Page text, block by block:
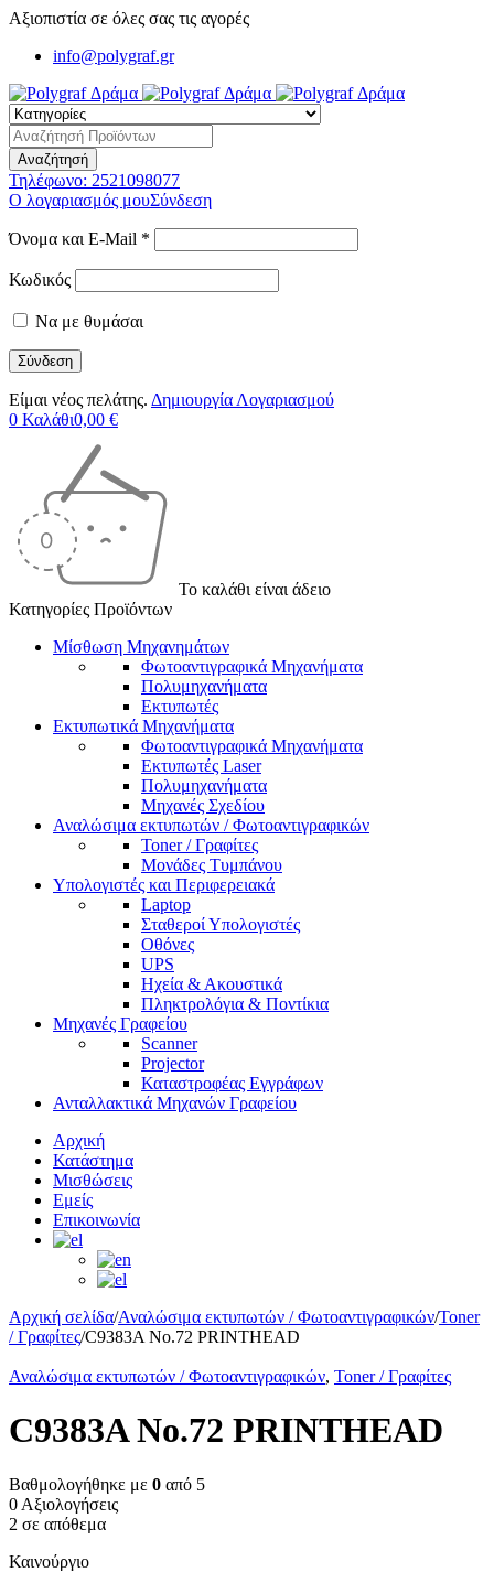
Αξιοπιστία σε όλες σας τις αγορές
info@polygraf.gr
Τηλέφωνο: 2521098077
Ο λογαριασμός μουΣύνδεση
Όνομα και E-Mail *
Κωδικός
Να με θυμάσαι
Είμαι νέος πελάτης. Δημιουργία Λογαριασμού
0 Καλάθι0,00 €
Το καλάθι είναι άδειο
Κατηγορίες Προϊόντων
Μίσθωση Μηχανημάτων
Φωτοαντιγραφικά Μηχανήματα
Πολυμηχανήματα
Εκτυπωτές
Εκτυπωτικά Μηχανήματα
Φωτοαντιγραφικά Μηχανήματα
Εκτυπωτές Laser
Πολυμηχανήματα
Μηχανές Σχεδίου
Αναλώσιμα εκτυπωτών / Φωτοαντιγραφικών
Toner / Γραφίτες
Μονάδες Τυμπάνου
Υπολογιστές και Περιφερειακά
Laptop
Σταθεροί Υπολογιστές
Οθόνες
UPS
Ηχεία & Ακουστικά
Πληκτρολόγια & Ποντίκια
Μηχανές Γραφείου
Scanner
Projector
Καταστροφέας Εγγράφων
Ανταλλακτικά Μηχανών Γραφείου
Αρχική
Κατάστημα
Μισθώσεις
Εμείς
Επικοινωνία
Αρχική σελίδα/Αναλώσιμα εκτυπωτών / Φωτοαντιγραφικών/Toner
/ Γραφίτες/C9383A No.72 PRINTHEAD
Αναλώσιμα εκτυπωτών / Φωτοαντιγραφικών, Toner / Γραφίτες
C9383A No.72 PRINTHEAD
Βαθμολογήθηκε με 0 από 5
0 Αξιολογήσεις
2 σε απόθεμα
Καινούργιο